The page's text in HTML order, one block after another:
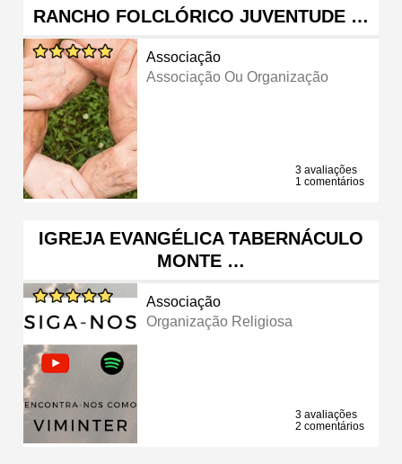
RANCHO FOLCLÓRICO JUVENTUDE …
Associação
Associação Ou Organização
3 avaliações
1 comentários
IGREJA EVANGÉLICA TABERNÁCULO
MONTE …
Associação
Organização Religiosa
3 avaliações
2 comentários